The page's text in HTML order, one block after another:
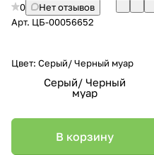
0
Нет отзывов
Арт. ЦБ-00056652
Цвет: Серый/ Черный муар
Серый/ Черный
муар
В корзину